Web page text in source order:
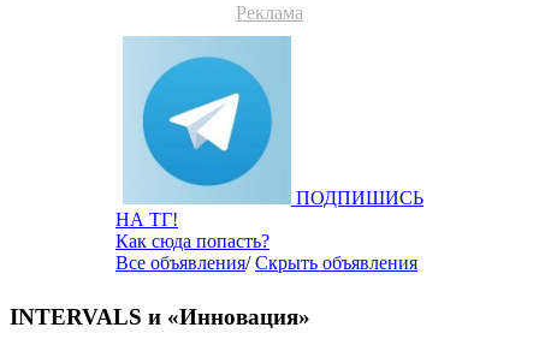
Реклама
ПОДПИШИСЬ
НА ТГ!
Как сюда попасть?
Все объявления/Скрыть объявления
INTERVALS и «Инновация»